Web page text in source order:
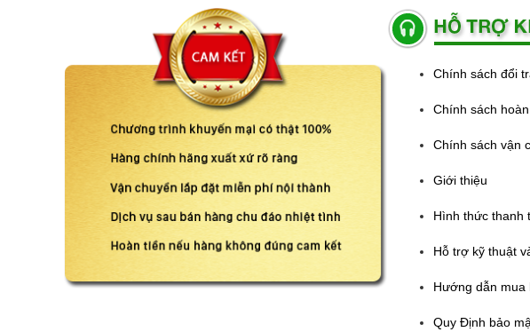
Chính sách đổi
Chính sách
Chính sách vận
Giới thiệu
Hình thức thanh
Hỗ trợ kỹ thuật
Hướng dẫn mua
Quy Định bảo